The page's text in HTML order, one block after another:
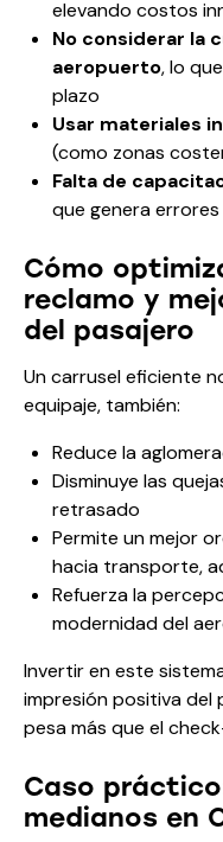
elevando costos
No considerar la
aeropuerto, lo
plazo
Usar materiales
(como zonas
Falta de
que genera
Cómo
reclamo y
del pasajero
Un carrusel eficiente
equipaje, también:
Reduce la
Disminuye las
retrasado
Permite un mejor
hacia transporte,
Refuerza la
modernidad del
Invertir en este
impresión positiva del
pesa más que el
Caso
medianos en